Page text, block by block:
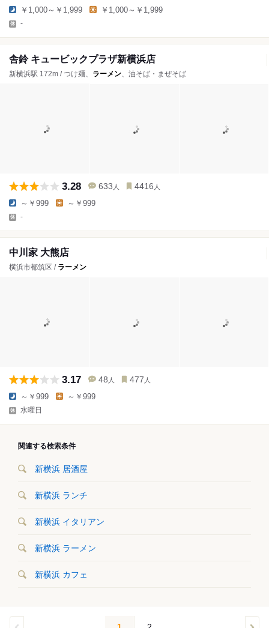
￥1,000～￥1,999 ￥1,000～￥1,999
-
舎鈴 キュービックプラザ新横浜店
新横浜駅 172m / つけ麺、 ラーメン、油そば・まぜそば
3.28 633 人 4416 人
～￥999 ～￥999
-
中川家 大熊店
横浜市都筑区 / ラーメン
3.17 48 人 477 人
～￥999 ～￥999
水曜日
関連する検索条件
新横浜 居酒屋
新横浜 ランチ
新横浜 イタリアン
新横浜 ラーメン
新横浜 カフェ